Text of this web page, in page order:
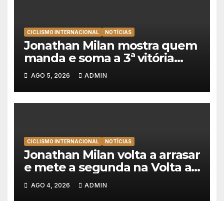
CICLISMO INTERNACIONAL NOTÍCIAS
Jonathan Milan mostra quem
manda e soma a 3ª vitória
consecutiva na Volta a
Polónia
AGO 5, 2026 ADMIN
CICLISMO INTERNACIONAL NOTÍCIAS
Jonathan Milan volta a arrasar
e mete a segunda na Volta a
Polónia 2026
AGO 4, 2026 ADMIN